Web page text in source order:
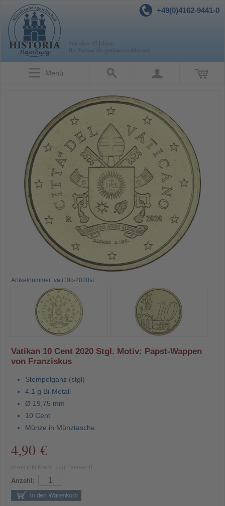
+49(0)4162-9441-0
Menü
Artikelnummer: vati10c-2020st
Vatikan 10 Cent 2020 Stgl. Motiv: Papst-Wappen
von Franziskus
Stempelganz (stgl)
4.1 g Bi-Metall
Ø 19,75 mm
10 Cent
Münze in Münztasche
4,90 €
Anzahl: